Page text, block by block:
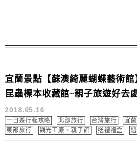
宜蘭景點【蘇澳綺麗蝴蝶藝術館
昆蟲標本收藏館~親子旅遊好去
2018.05.16
一日遊行程攻略 北部旅行 台灣旅行 宜
東部旅行
觀光工廠、親子館 送禮禮盒